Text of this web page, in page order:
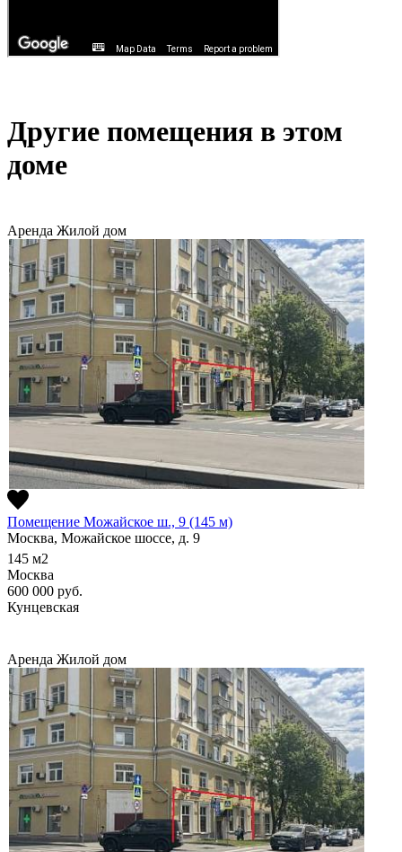
Другие помещения в этом
доме
Аренда Жилой дом
Помещение Можайское ш., 9 (145 м)
Москва, Можайское шоссе, д. 9
145 м2
Москва
600 000 руб.
Кунцевская
Аренда Жилой дом